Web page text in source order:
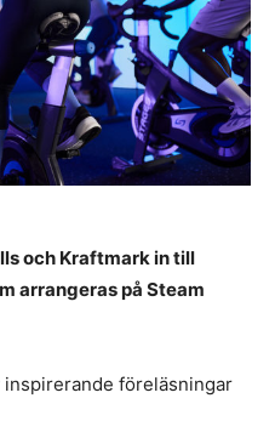
och Kraftmark in till
arrangeras på Steam
inspirerande föreläsningar